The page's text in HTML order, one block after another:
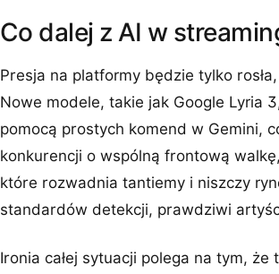
Co dalej z AI w
Presja na platformy będzie tylko
Nowe modele, takie jak Google Lyria
pomocą prostych komend w Gemini,
konkurencji o wspólną frontową
które rozwadnia tantiemy i niszczy
standardów detekcji, prawdziwi
Ironia całej sytuacji polega na tym, że